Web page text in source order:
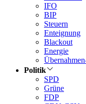
IFO
BIP
Steuern
Enteignung
Blackout
Energie
Politik
SPD
Grüne
FDP